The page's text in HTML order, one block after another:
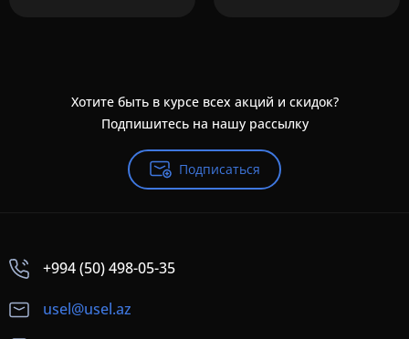
Хотите быть в курсе всех акций и скидок?
Подпишитесь на нашу рассылку
Подписаться
+994 (50) 498-05-35
usel@usel.az